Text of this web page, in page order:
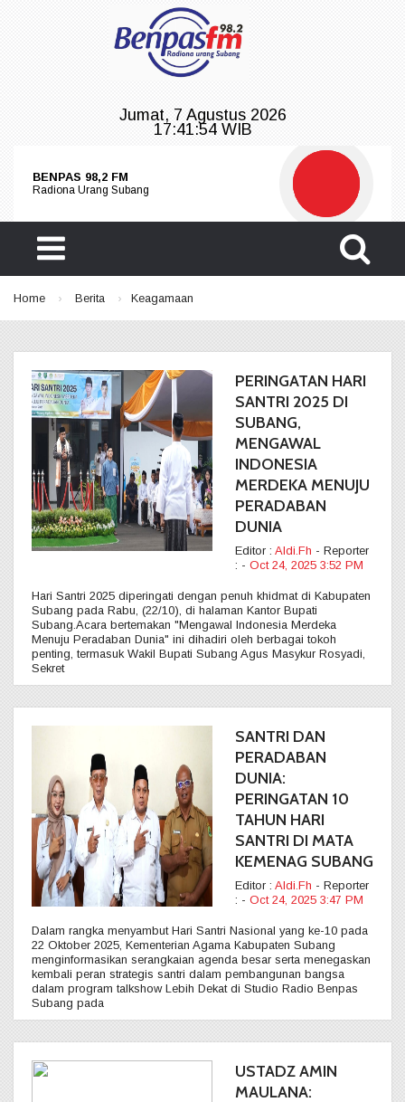
Jumat, 7 Agustus 2026
17:41:54 WIB
BENPAS 98,2 FM
Radiona Urang Subang
BENPAS 98,2 FM
Home › Berita › Keagamaan
PERINGATAN HARI
SANTRI 2025 DI
SUBANG,
MENGAWAL
INDONESIA
MERDEKA MENUJU
PERADABAN
DUNIA
Editor : Aldi.Fh - Reporter
: - Oct 24, 2025 3:52 PM
Hari Santri 2025 diperingati dengan penuh khidmat di Kabupaten
Subang pada Rabu, (22/10), di halaman Kantor Bupati
Subang.Acara bertemakan "Mengawal Indonesia Merdeka
Menuju Peradaban Dunia" ini dihadiri oleh berbagai tokoh
penting, termasuk Wakil Bupati Subang Agus Masykur Rosyadi,
Sekret
SANTRI DAN
PERADABAN
DUNIA:
PERINGATAN 10
TAHUN HARI
SANTRI DI MATA
KEMENAG SUBANG
Editor : Aldi.Fh - Reporter
: - Oct 24, 2025 3:47 PM
Dalam rangka menyambut Hari Santri Nasional yang ke-10 pada
22 Oktober 2025, Kementerian Agama Kabupaten Subang
menginformasikan serangkaian agenda besar serta menegaskan
kembali peran strategis santri dalam pembangunan bangsa
dalam program talkshow Lebih Dekat di Studio Radio Benpas
Subang pada
USTADZ AMIN
MAULANA: